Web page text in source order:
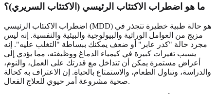
ما هو اضطراب الاكتئاب الرئيسي (الاكتئاب السريري)؟
اضطراب الاكتئاب الرئيسي (MDD) هو حالة طبية خطيرة تتجذر في
مزيج من العوامل الوراثية والبيولوجية والبيئية والنفسية. إنه ليس
مجرد حالة "كدر عابر" أو ضعف يمكنك ببساطة "التغلب عليه". إنه
يسبب تغيرات كبيرة في كيمياء الدماغ ووظيفته، مما يؤدي إلى
أعراض مستمرة يمكن أن تتداخل مع قدرتك على العمل، والنوم،
والدراسة، وتناول الطعام، والاستمتاع بالحياة. إن الاعتراف به كحالة
صحية مشروعة أمر حيوي للعلاج الفعال.